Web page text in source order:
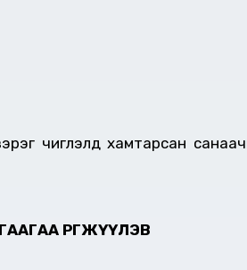
чиглэлд хамтарсан
ӨРГӨЖҮҮЛЭВ